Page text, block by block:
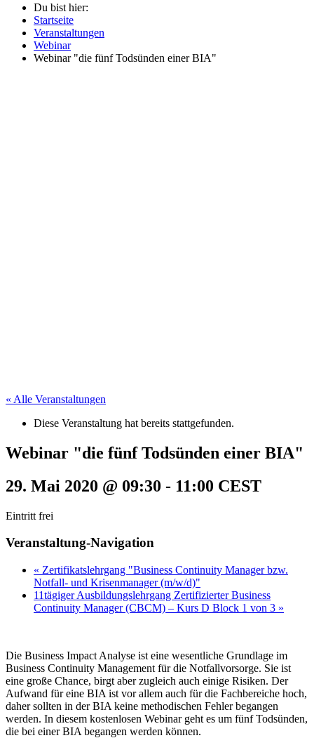
Du bist hier:
Startseite
Veranstaltungen
Webinar
Webinar "die fünf Todsünden einer BIA"
« Alle Veranstaltungen
Diese Veranstaltung hat bereits stattgefunden.
Webinar "die fünf Todsünden einer BIA"
29. Mai 2020 @ 09:30 - 11:00 CEST
Eintritt frei
Veranstaltung-Navigation
« Zertifikatslehrgang "Business Continuity Manager bzw.
Notfall- und Krisenmanager (m/w/d)"
11tägiger Ausbildungslehrgang Zertifizierter Business
Continuity Manager (CBCM) – Kurs D Block 1 von 3 »
Die Business Impact Analyse ist eine wesentliche Grundlage im
Business Continuity Management für die Notfallvorsorge. Sie ist
eine große Chance, birgt aber zugleich auch einige Risiken. Der
Aufwand für eine BIA ist vor allem auch für die Fachbereiche hoch,
daher sollten in der BIA keine methodischen Fehler begangen
werden. In diesem kostenlosen Webinar geht es um fünf Todsünden,
die bei einer BIA begangen werden können.